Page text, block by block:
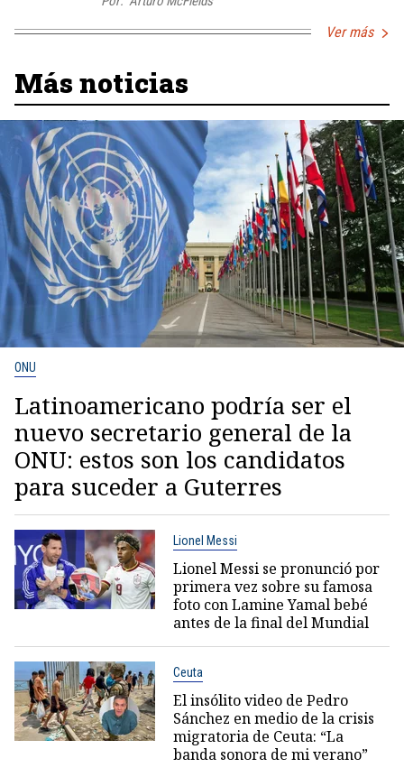
Ver más
Más noticias
ONU
Latinoamericano podría ser el
nuevo secretario general de la
ONU: estos son los candidatos
para suceder a Guterres
Lionel Messi
Lionel Messi se pronunció por
primera vez sobre su famosa
foto con Lamine Yamal bebé
antes de la final del Mundial
Ceuta
El insólito video de Pedro
Sánchez en medio de la crisis
migratoria de Ceuta: “La
banda sonora de mi verano”